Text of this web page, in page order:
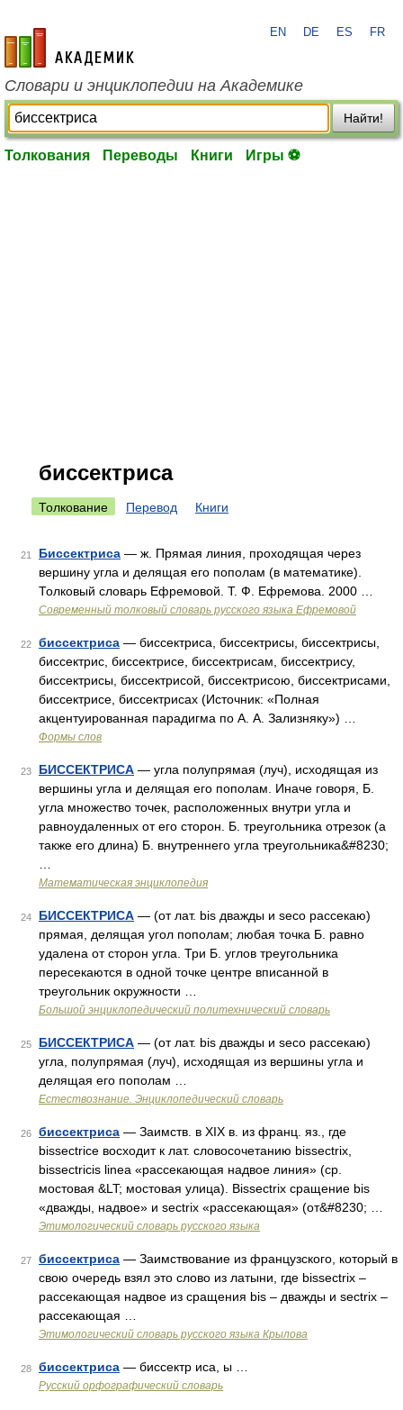
academic.ru
EN DE ES FR
Словари и энциклопедии на Академике
Найти!
Толкования Переводы Книги Игры ⚽
биссектриса
Толкование Перевод Книги
21 Биссектриса — ж. Прямая линия, проходящая через
вершину угла и делящая его пополам (в математике).
Толковый словарь Ефремовой. Т. Ф. Ефремова. 2000 …
Современный толковый словарь русского языка Ефремовой
22 биссектриса — биссектриса, биссектрисы, биссектрисы,
биссектрис, биссектрисе, биссектрисам, биссектрису,
биссектрисы, биссектрисой, биссектрисою, биссектрисами,
биссектрисе, биссектрисах (Источник: «Полная
акцентуированная парадигма по А. А. Зализняку») …
Формы слов
23 БИССЕКТРИСА — угла полупрямая (луч), исходящая из
вершины угла и делящая его пополам. Иначе говоря, Б.
угла множество точек, расположенных внутри угла и
равноудаленных от его сторон. Б. треугольника отрезок (а
также его длина) Б. внутреннего угла треугольника&#8230;
Математическая энциклопедия
24 БИССЕКТРИСА — (от лат. bis дважды и seco рассекаю)
прямая, делящая угол пополам; любая точка Б. равно
удалена от сторон угла. Три Б. углов треугольника
пересекаются в одной точке центре вписанной в
треугольник окружности …
Большой энциклопедический политехнический словарь
25 БИССЕКТРИСА — (от лат. bis дважды и seco рассекаю)
угла, полупрямая (луч), исходящая из вершины угла и
делящая его пополам …
Естествознание. Энциклопедический словарь
26 биссектриса — Заимств. в XIX в. из франц. яз., где
bissectrice восходит к лат. словосочетанию bissectrix,
bissectricis linea «рассекающая надвое линия» (ср.
мостовая &LT; мостовая улица). Bissectrix сращение bis
«дважды, надвое» и sectrix «рассекающая» (от&#8230; …
Этимологический словарь русского языка
27 биссектриса — Заимствование из французского, который в
свою очередь взял это слово из латыни, где bissectrix –
рассекающая надвое из сращения bis – дважды и sectrix –
рассекающая …
Этимологический словарь русского языка Крылова
28 биссектриса — биссектр иса, ы …
Русский орфографический словарь